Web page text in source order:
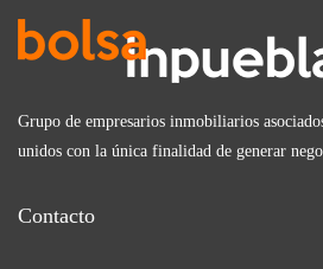
Grupo de empresarios inmobiliarios
unidos con la única finalidad de generar
Contacto